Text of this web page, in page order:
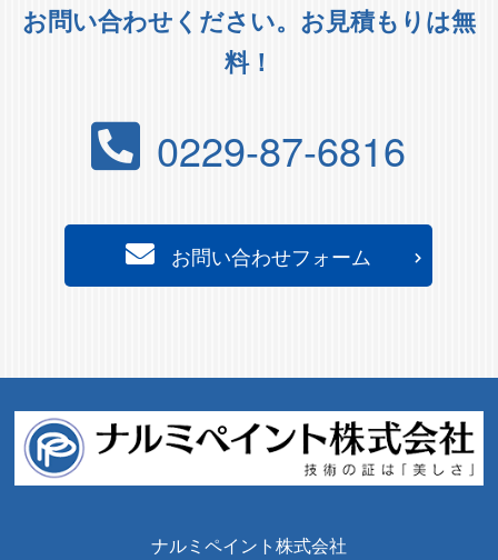
お問い合わせください。お見積もりは無
料！
0229-87-6816
お問い合わせフォーム
ナルミペイント株式会社